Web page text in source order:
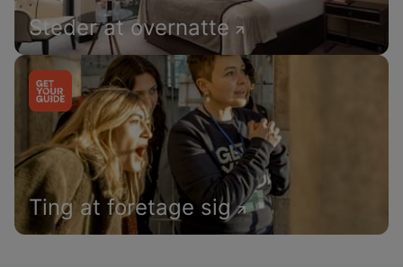
Steder at overnatte
Ting at foretage sig